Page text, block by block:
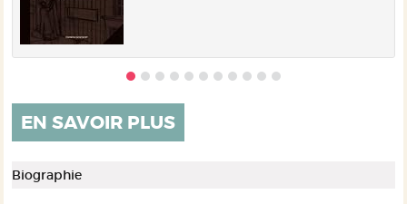
EN SAVOIR PLUS
Biographie